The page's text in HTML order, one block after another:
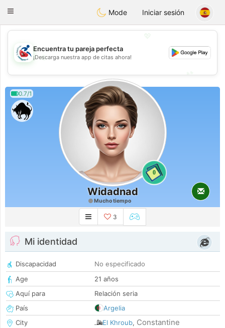
Handi Space
Toggle
Mode Iniciar sesión
💖
💕
Encuentra tu pareja perfecta
¡Descarga nuestra app de citas ahora!
0.7/1
0
Widadnad
Mucho tiempo
3
Mi identidad
Discapacidad
No especificado
Age
21 años
Aquí para
Relación seria
País
Argelia
City
El Khroub, Constantine